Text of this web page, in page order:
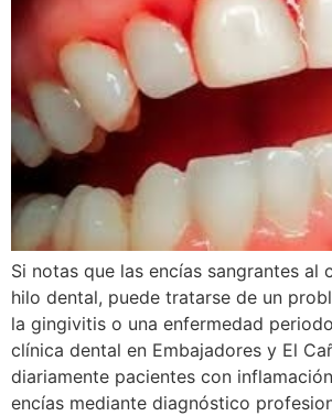
Si notas que las encías sangrantes al
hilo dental, puede tratarse de un
la gingivitis o una enfermedad
clínica dental en Embajadores y El
diariamente pacientes con
encías mediante diagnóstico